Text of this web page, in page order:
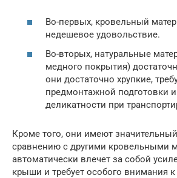
Во-первых, кровельный
недешевое удовольствие.
Во-вторых, натуральные
медного покрытия)
они достаточно хрупкие,
предмонтажной подготовки
деликатности при
Кроме того, они имеют
сравнению с другими кровельными
автоматически влечет за собой
крыши и требует особого внимания